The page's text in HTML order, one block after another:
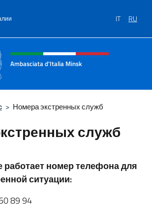
IT RU
соцсети и
Ambasciata d'Italia Minsk
> Номера экстренных служб
служб
работает номер телефона для
ситуации:
89 94